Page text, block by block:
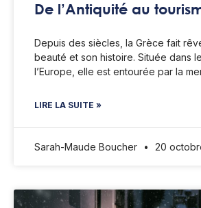
De l’Antiquité au
Depuis des siècles, la Grèce fait
beauté et son histoire. Située dans
l’Europe, elle est entourée par la
LIRE LA SUITE »
Sarah-Maude Boucher 20